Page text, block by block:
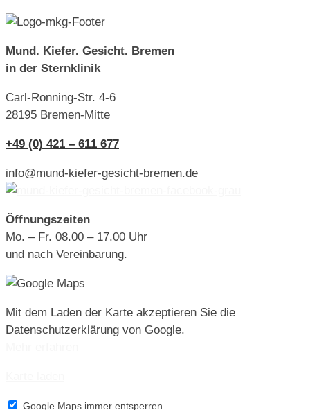
Mund. Kiefer. Gesicht. Bremen
in der Sternklinik
Carl-Ronning-Str. 4-6
28195 Bremen-Mitte
+49 (0) 421 – 611 677
info@mund-kiefer-gesicht-bremen.de
Öffnungszeiten
Mo. – Fr. 08.00 – 17.00 Uhr
und nach Vereinbarung.
Mit dem Laden der Karte akzeptieren Sie die
Datenschutzerklärung von Google.
Google Maps immer entsperren